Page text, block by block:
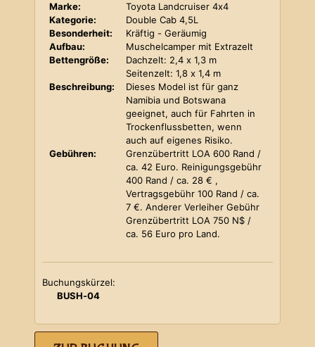
Marke:
Toyota Landcruiser 4x4
Kategorie:
Double Cab 4,5L
Besonderheit:
Kräftig - Geräumig
Aufbau:
Muschelcamper mit Extrazelt
Bettengröße:
Dachzelt: 2,4 x 1,3 m
Seitenzelt: 1,8 x 1,4 m
Beschreibung:
Dieses Model ist für ganz
Namibia und Botswana
geeignet, auch für Fahrten in
Trockenflussbetten, wenn
auch auf eigenes Risiko.
Gebühren:
Grenzübertritt LOA 600 Rand /
ca. 42 Euro. Reinigungsgebühr
400 Rand / ca. 28 € ,
Vertragsgebühr 100 Rand / ca.
7 €. Anderer Verleiher Gebühr
Grenzübertritt LOA 750 N$ /
ca. 56 Euro pro Land.
Buchungskürzel:
BUSH-04